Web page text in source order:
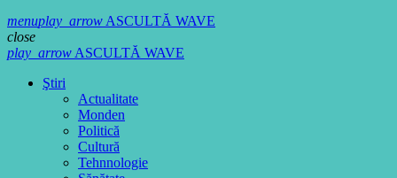
menuplay_arrowASCULTĂ WAVE
close
play_arrowASCULTĂ WAVE
Ştiri
Actualitate
Monden
Politică
Cultură
Tehnnologie